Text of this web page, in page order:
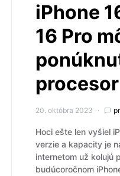
iPhone
16 Pro
procesor
20. októbra 2023
Hoci ešte len vyšiel
verzie a kapacity je
internetom už kolujú
budúcoročnom